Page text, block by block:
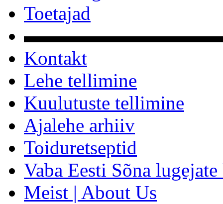
Toetajad
Kontakt
Lehe tellimine
Kuulutuste tellimine
Ajalehe arhiiv
Toiduretseptid
Vaba Eesti Sõna
Meist | About Us